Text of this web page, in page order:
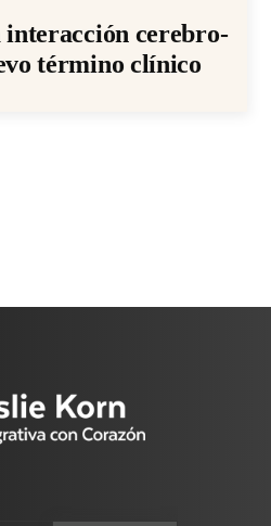
interacción cerebro-
término clínico